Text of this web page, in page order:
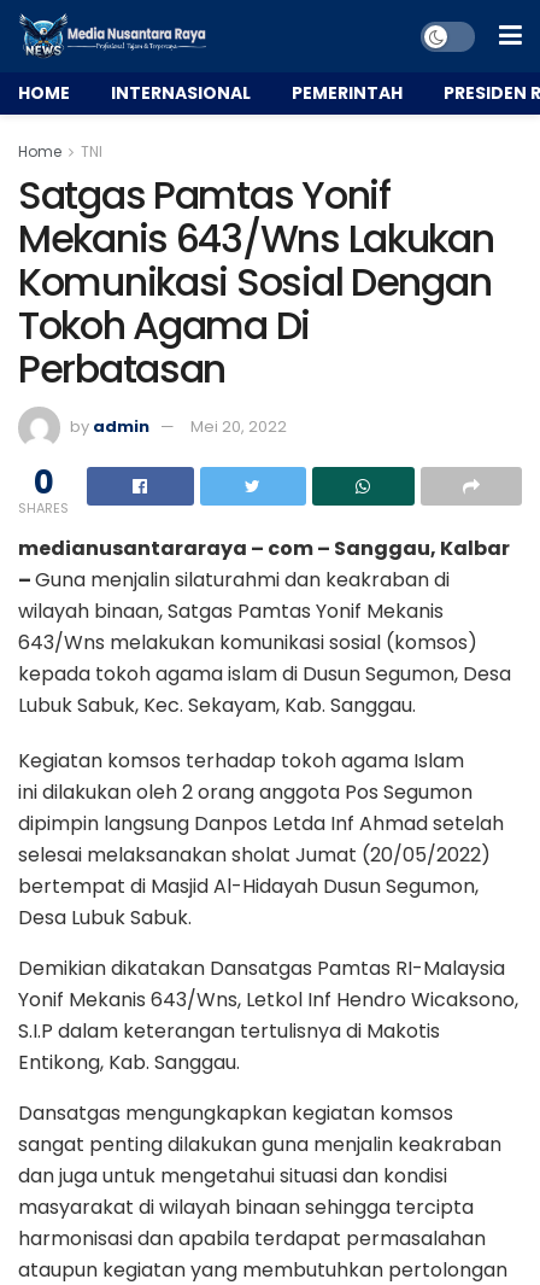
HOME INTERNASIONAL PEMERINTAH PRESIDEN
Home TNI
Satgas Pamtas Yonif
Mekanis 643/Wns Lakukan
Komunikasi Sosial Dengan
Tokoh Agama Di
Perbatasan
by admin Mei 20, 2022
0
SHARES
medianusantararaya – com – Sanggau, Kalbar
–Guna menjalin silaturahmi dan keakraban di
wilayah binaan, Satgas Pamtas Yonif Mekanis
643/Wns melakukan komunikasi sosial (komsos)
kepada tokoh agama islam di Dusun Segumon, Desa
Lubuk Sabuk, Kec. Sekayam, Kab. Sanggau.
Kegiatan komsos terhadap tokoh agama Islam
ini dilakukan oleh 2 orang anggota Pos Segumon
dipimpin langsung Danpos Letda Inf Ahmad setelah
selesai melaksanakan sholat Jumat (20/05/2022)
bertempat di Masjid Al-Hidayah Dusun Segumon,
Desa Lubuk Sabuk.
Demikian dikatakan Dansatgas Pamtas RI-Malaysia
Yonif Mekanis 643/Wns, Letkol Inf Hendro Wicaksono,
S.I.P dalam keterangan tertulisnya di Makotis
Entikong, Kab. Sanggau.
Dansatgas mengungkapkan kegiatan komsos
sangat penting dilakukan guna menjalin keakraban
dan juga untuk mengetahui situasi dan kondisi
masyarakat di wilayah binaan sehingga tercipta
harmonisasi dan apabila terdapat permasalahan
ataupun kegiatan yang membutuhkan pertolongan